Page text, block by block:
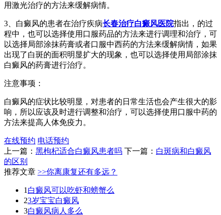
用激光治疗的方法来缓解病情。
3、白癜风的患者在治疗疾病长春治疗白癜风医院指出，的过
程中，也可以选择使用口服药品的方法来进行调理和治疗，可
以选择局部涂抹药膏或者口服中西药的方法来缓解病情，如果
出现了白斑的面积明显扩大的现象，也可以选择使用局部涂抹
白癜风的药膏进行治疗。
注意事项：
白癜风的症状比较明显，对患者的日常生活也会产生很大的影
响，所以应该及时进行调整和治疗，可以选择使用口服中药的
方法来提高人体免疫力。
在线预约 电话预约
上一篇： 黑枸杞适合白癜风患者吗 下一篇： 白斑病和白癜风
的区别
推荐文章 >>你离康复还有多远？
1 白癜风可以吃虾和螃蟹么
23岁宝宝白癜风
3白癜风病人多么